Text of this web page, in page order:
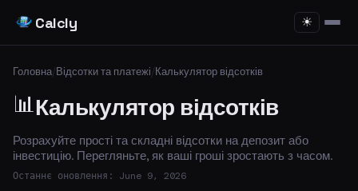
Calcly ☀
Головна/Відсотки та платежі/Калькулятор відсотків
📊Калькулятор відсотків
Розрахуйте прості та складні відсотки на депозит або
інвестицію. Перегляньте, як ваші гроші зростають з часом.
Останнє оновлення: June 9, 2026